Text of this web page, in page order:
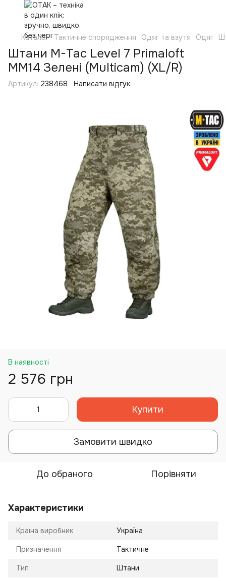
Каталог Тактичне спорядження Одяг та взутя Одяг
Штани M-Tac Level 7 Primaloft
MM14 Зелені (Multicam) (XL/R)
Артикул: 238468 Написати відгук
В наявності
2 576 грн
Купити
Замовити швидко
До обраного Порівняти
Характеристики
Країна виробник Україна
Призначення Тактичне
Тип Штани